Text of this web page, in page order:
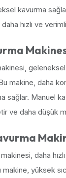
kavurma
hızlı ve
makine, daha
sağlar. Manuel
ve daha düşük
daha
yüksek